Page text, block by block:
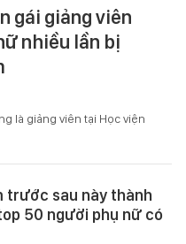
gái giảng viên
nhiều lần bị
là giảng viên tại Học viện
trước sau này thành
50 người phụ nữ có